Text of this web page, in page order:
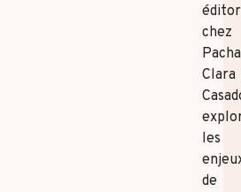
chez
Clara
les
de